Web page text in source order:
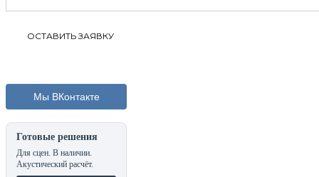
Мы ВКонтакте
Готовые решения
Для сцен. В наличии.
Акустический расчёт.